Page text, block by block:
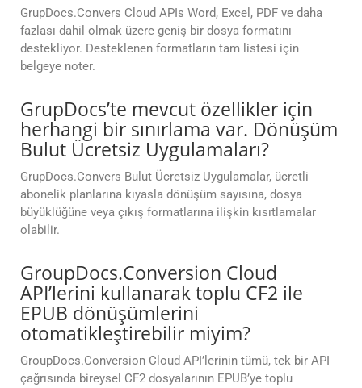
GrupDocs.Convers Cloud APIs Word, Excel, PDF ve daha
fazlası dahil olmak üzere geniş bir dosya formatını
destekliyor. Desteklenen formatların tam listesi için
belgeye noter.
GrupDocs’te mevcut özellikler için
herhangi bir sınırlama var. Dönüşüm
Bulut Ücretsiz Uygulamaları?
GrupDocs.Convers Bulut Ücretsiz Uygulamalar, ücretli
abonelik planlarına kıyasla dönüşüm sayısına, dosya
büyüklüğüne veya çıkış formatlarına ilişkin kısıtlamalar
olabilir.
GroupDocs.Conversion Cloud
API’lerini kullanarak toplu CF2 ile
EPUB dönüşümlerini
otomatikleştirebilir miyim?
GroupDocs.Conversion Cloud API’lerinin tümü, tek bir API
çağrısında bireysel CF2 dosyalarının EPUB’ye toplu